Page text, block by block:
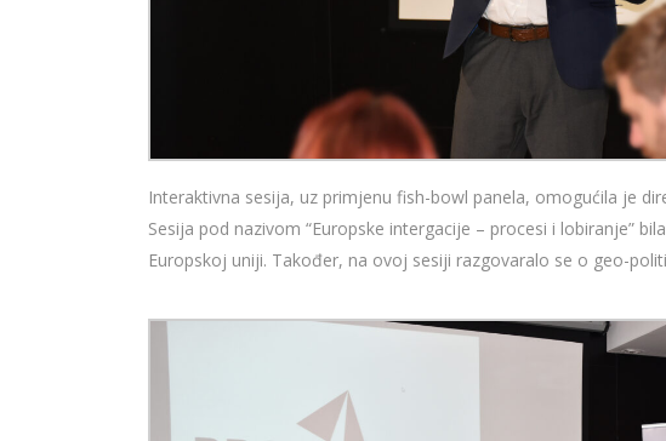
Interaktivna sesija, uz primjenu fish-bowl panela, omogućila je
Sesija pod nazivom “Europske intergacije – procesi i lobiranje”
Europskoj uniji. Također, na ovoj sesiji razgovaralo se o geo-